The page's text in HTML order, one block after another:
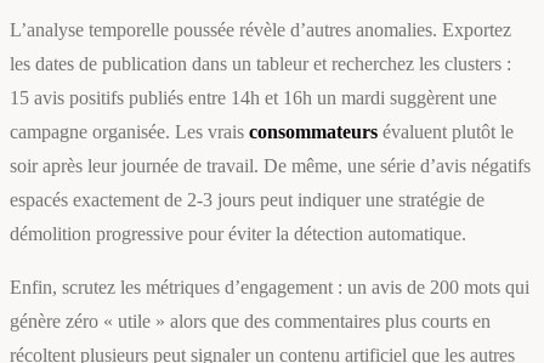
L’analyse temporelle poussée révèle d’autres anomalies. Exportez
les dates de publication dans un tableur et recherchez les clusters :
15 avis positifs publiés entre 14h et 16h un mardi suggèrent une
campagne organisée. Les vrais consommateurs évaluent plutôt le
soir après leur journée de travail. De même, une série d’avis négatifs
espacés exactement de 2-3 jours peut indiquer une stratégie de
démolition progressive pour éviter la détection automatique.
Enfin, scrutez les métriques d’engagement : un avis de 200 mots qui
génère zéro « utile » alors que des commentaires plus courts en
récoltent plusieurs peut signaler un contenu artificiel que les autres